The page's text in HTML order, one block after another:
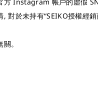
對於未持有“SEIKO授權經
。